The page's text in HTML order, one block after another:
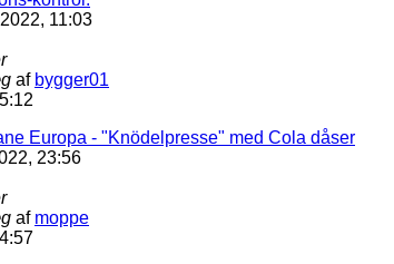
11:03
af bygger01
Europa - "Knödelpresse" med Cola dåser
23:56
af moppe